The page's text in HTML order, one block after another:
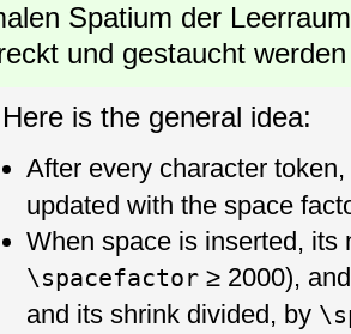
Spatium der
und gestaucht
Here is the general idea:
After every character
updated with the space
When space is inserted, its
\spacefactor ≥ 2000),
and its shrink divided, by